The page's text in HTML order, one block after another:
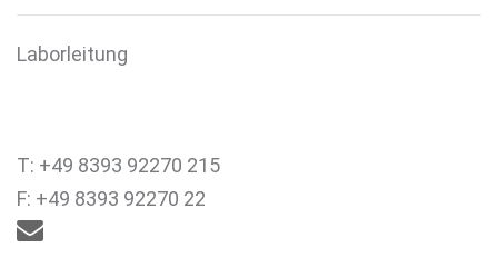
Laborleitung
T: +49 8393 92270 215
F: +49 8393 92270 22
